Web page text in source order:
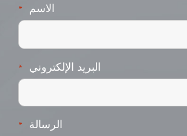
الاسم *
البريد الإلكتروني *
الرسالة *